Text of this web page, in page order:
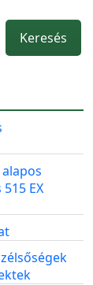
Keresés
EX